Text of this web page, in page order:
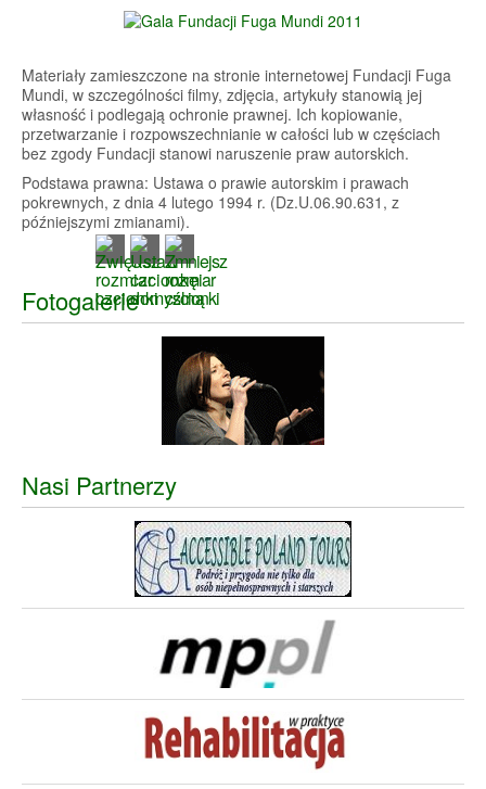
Materiały zamieszczone na stronie internetowej Fundacji Fuga
Mundi, w szczególności filmy, zdjęcia, artykuły stanowią jej
własność i podlegają ochronie prawnej. Ich kopiowanie,
przetwarzanie i rozpowszechnianie w całości lub w częściach
bez zgody Fundacji stanowi naruszenie praw autorskich.
Podstawa prawna: Ustawa o prawie autorskim i prawach
pokrewnych, z dnia 4 lutego 1994 r. (Dz.U.06.90.631, z
późniejszymi zmianami).
Fotogalerie
Nasi Partnerzy